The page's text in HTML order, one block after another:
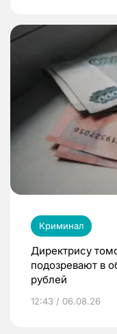
Криминал
Директрису
подозревают в
рублей
12:43 / 06.08.26